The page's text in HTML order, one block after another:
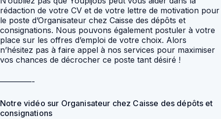
rédaction de votre CV et de votre lettre de motivation pour
le poste d’Organisateur chez Caisse des dépôts et
consignations. Nous pouvons également postuler à votre
place sur les offres d’emploi de votre choix. Alors
n’hésitez pas à faire appel à nos services pour maximiser
vos chances de décrocher ce poste tant désiré !
————-
Notre vidéo sur Organisateur chez Caisse des dépôts et
consignations